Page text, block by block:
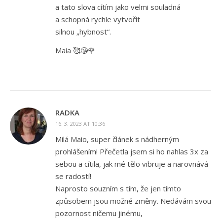
a tato slova cítím jako velmi souladná
a schopná rychle vytvořit
silnou „hybnost“.
Maia 🥰😘🌹
RADKA
16. 3. 2023 AT 10:36
Milá Maio, super článek s nádherným
prohlášením! Přečetla jsem si ho nahlas 3x za
sebou a cítila, jak mé tělo vibruje a narovnává
se radostí!
Naprosto souzním s tím, že jen tímto
způsobem jsou možné změny. Nedávám svou
pozornost ničemu jinému,